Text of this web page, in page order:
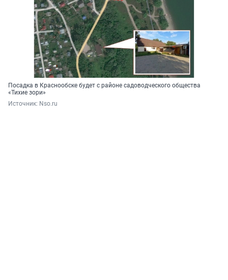
Посадка в Краснообске будет с районе садоводческого общества
«Тихие зори»
Источник: Nso.ru